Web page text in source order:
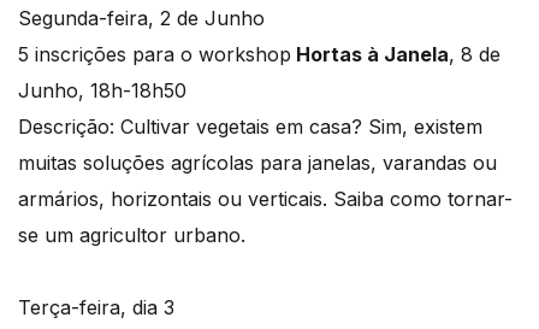
Segunda-feira, 2 de Junho
5 inscrições para o workshop Hortas à Janela, 8 de
Junho, 18h-18h50
Descrição: Cultivar vegetais em casa? Sim, existem
muitas soluções agrícolas para janelas, varandas ou
armários, horizontais ou verticais. Saiba como tornar-
se um agricultor urbano.
Terça-feira, dia 3